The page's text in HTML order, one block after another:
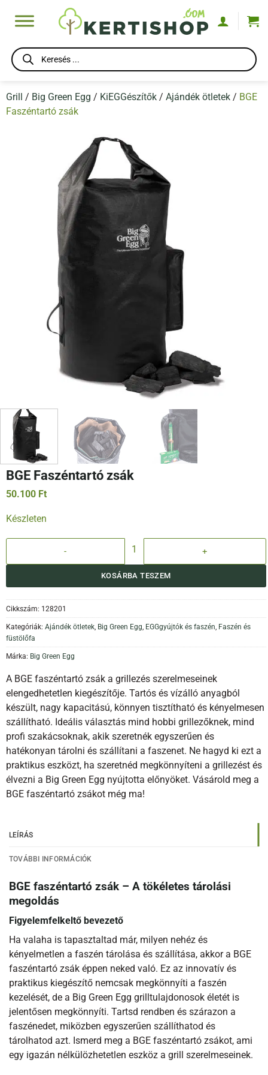
Products
search
Grill / Big Green Egg / KiEGGészítők / Ajándék ötletek / BGE
Faszéntartó zsák
BGE Faszéntartó zsák
50.100 Ft
Készleten
KOSÁRBA TESZEM
Cikkszám: 128201
Kategóriák: Ajándék ötletek Big Green Egg EGGgyújtók és faszén Faszén és
füstölőfa
Márka: Big Green Egg
A BGE faszéntartó zsák a grillezés szerelmeseinek
elengedhetetlen kiegészítője. Tartós és vízálló anyagból
készült, nagy kapacitású, könnyen tisztítható és kényelmesen
szállítható. Ideális választás mind hobbi grillezőknek, mind
profi szakácsoknak, akik szeretnék egyszerűen és
hatékonyan tárolni és szállítani a faszenet. Ne hagyd ki ezt a
praktikus eszközt, ha szeretnéd megkönnyíteni a grillezést és
élvezni a Big Green Egg nyújtotta előnyöket. Vásárold meg a
BGE faszéntartó zsákot még ma!
LEÍRÁS
TOVÁBBI INFORMÁCIÓK
BGE faszéntartó zsák – A tökéletes tárolási
megoldás
Figyelemfelkeltő bevezető
Ha valaha is tapasztaltad már, milyen nehéz és
kényelmetlen a faszén tárolása és szállítása, akkor a BGE
faszéntartó zsák éppen neked való. Ez az innovatív és
praktikus kiegészítő nemcsak megkönnyíti a faszén
kezelését, de a Big Green Egg grilltulajdonosok életét is
jelentősen megkönnyíti. Tartsd rendben és szárazon a
faszénedet, miközben egyszerűen szállíthatod és
tárolhatod azt. Ismerd meg a BGE faszéntartó zsákot, ami
egy igazán nélkülözhetetlen eszköz a grill szerelmeseinek.